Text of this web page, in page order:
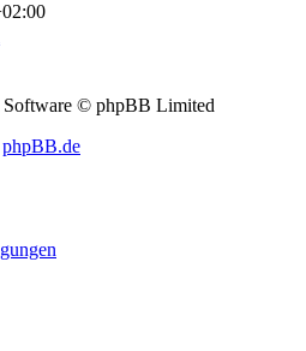
© phpBB Limited
phpBB.de